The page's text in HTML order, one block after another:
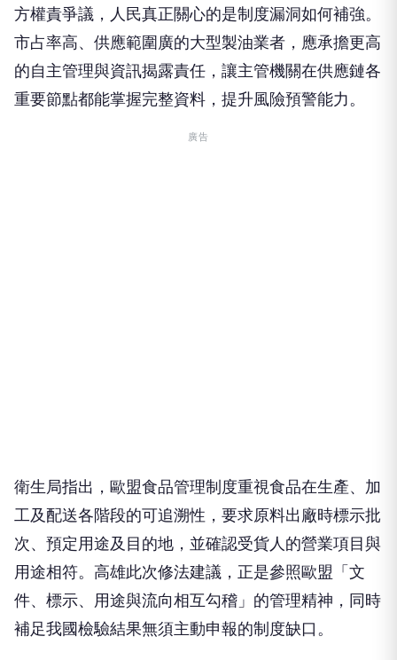
方權責爭議，人民真正關心的是制度漏洞如何補強。
市占率高、供應範圍廣的大型製油業者，應承擔更高
的自主管理與資訊揭露責任，讓主管機關在供應鏈各
重要節點都能掌握完整資料，提升風險預警能力。
廣告
衛生局指出，歐盟食品管理制度重視食品在生產、加
工及配送各階段的可追溯性，要求原料出廠時標示批
次、預定用途及目的地，並確認受貨人的營業項目與
用途相符。高雄此次修法建議，正是參照歐盟「文
件、標示、用途與流向相互勾稽」的管理精神，同時
補足我國檢驗結果無須主動申報的制度缺口。